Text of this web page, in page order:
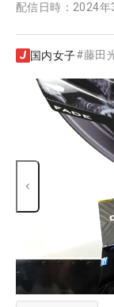
配信日時： 2024年
国内女子#藤田